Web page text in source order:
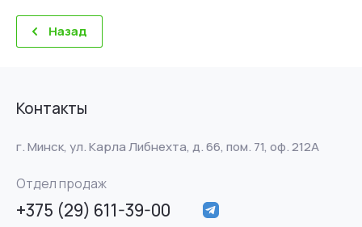
Назад
Контакты
г. Минск, ул. Карла Либнехта, д. 66, пом. 71, оф. 212А
Отдел продаж
+375 (29) 611-39-00